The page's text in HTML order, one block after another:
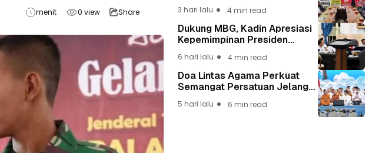
menit 0view Share
Keselamatan Warga Lebih
Berharga
3 hari lalu 4 min read
Dukung MBG, Kadin Apresiasi
Kepemimpinan Presiden
6 hari lalu 4 min read
Doa Lintas Agama Perkuat
Semangat Persatuan Jelang
5 hari lalu 6 min read